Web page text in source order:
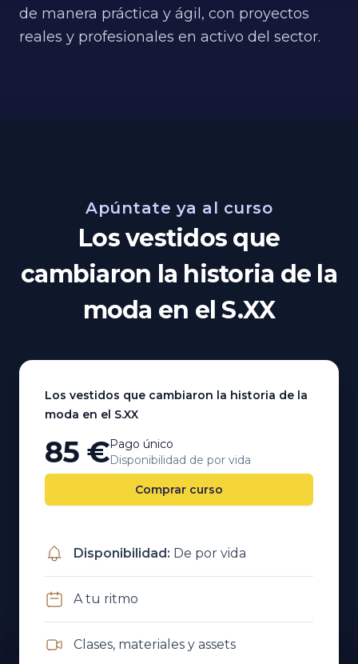
de manera práctica y ágil, con proyectos
reales y profesionales en activo del sector.
Apúntate ya al curso
Los vestidos que
cambiaron la historia de la
moda en el S.XX
Los vestidos que cambiaron la historia de la
moda en el S.XX
85 €Pago único
Disponibilidad de por vida
Comprar curso
Disponibilidad: De por vida
A tu ritmo
Clases, materiales y assets